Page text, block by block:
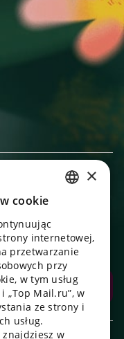
wygodny czat z
UKRAINIAN
PORTUGUESE
SPANISH
×
cookie
internetowej,
przetwarzanie
przy
w tym usług
„Top Mail.ru”, w
ze strony i
usług.
w